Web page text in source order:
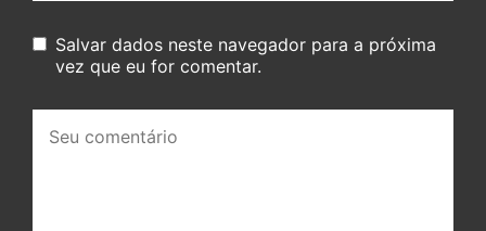
Salvar dados neste navegador para a próxima
vez que eu for comentar.
comentário: